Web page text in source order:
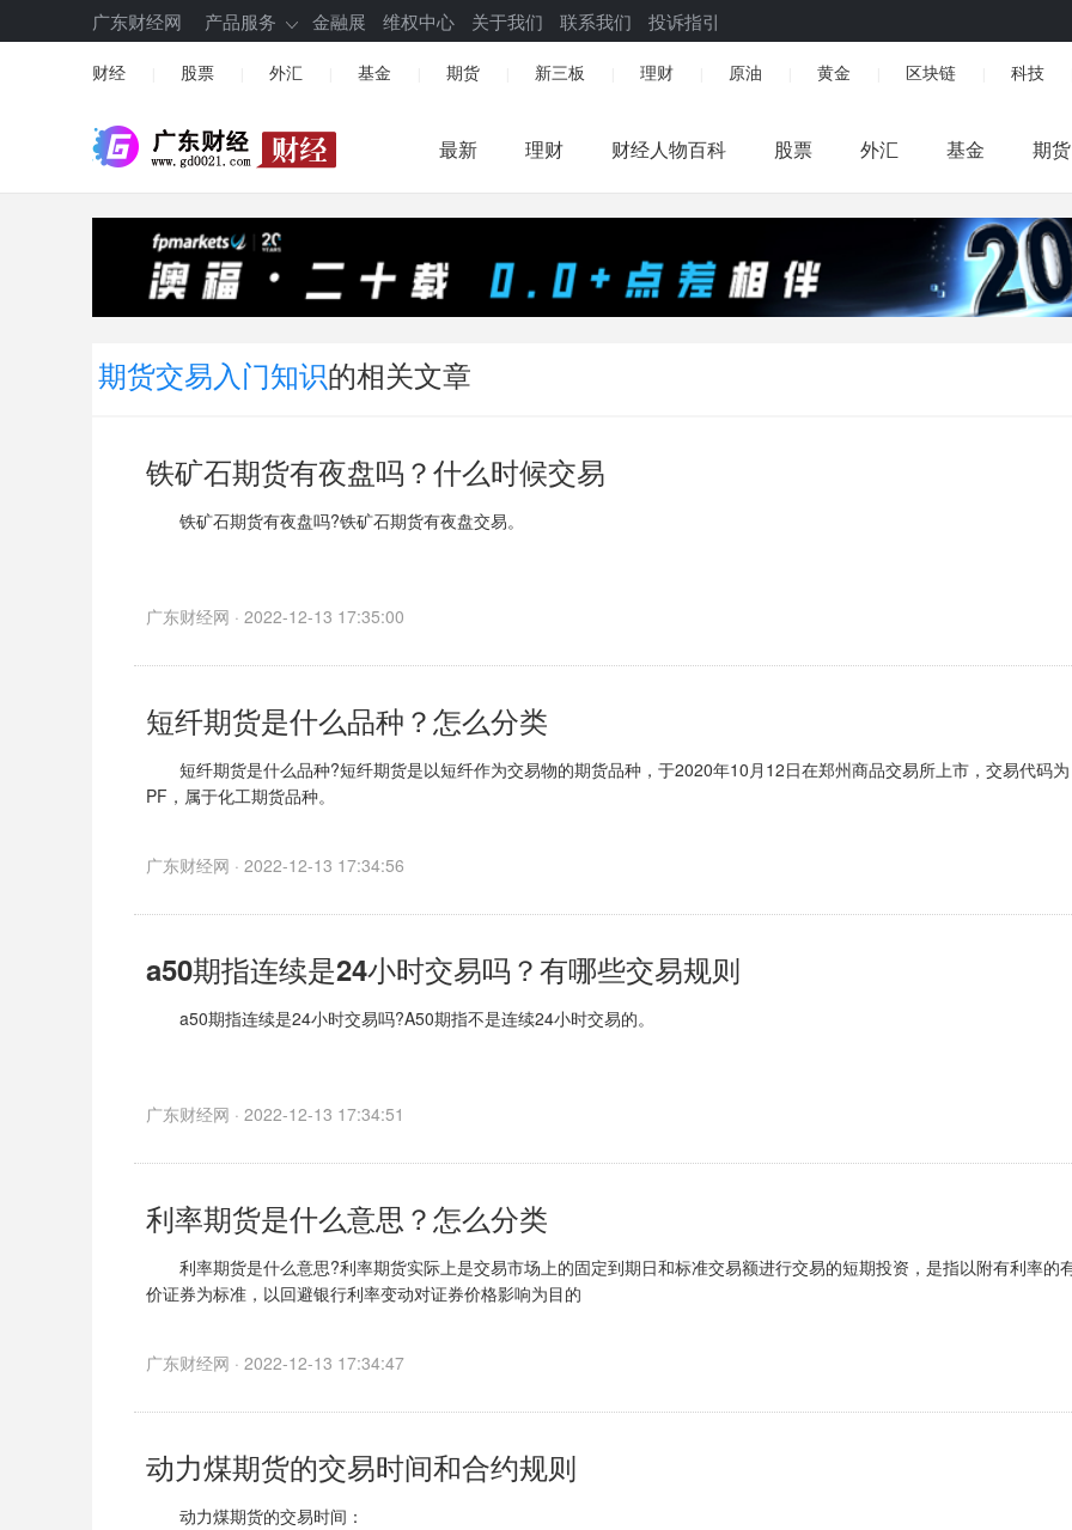
广东财经网 产品服务 金融展 维权中心 关于我们 联系我们 投诉指引
财经 股票 外汇 基金 期货 新三板 理财 原油 黄金 区块链 科技
最新 理财 财经人物百科 股票 外汇 基金 期货
期货交易入门知识的相关文章
铁矿石期货有夜盘吗？什么时候交易
铁矿石期货有夜盘吗?铁矿石期货有夜盘交易。
具体
广东财经网 · 2022-12-13 17:35:00
短纤期货是什么品种？怎么分类
短纤期货是什么品种?短纤期货是以短纤作为交易物的期货品种，于2020年10月12日在郑州商品交易所上市，交易代码为
PF，属于化工期货品种。
广东财经网 · 2022-12-13 17:34:56
a50期指连续是24小时交易吗？有哪些交易规则
a50期指连续是24小时交易吗?A50期指不是连续24小时交易的。
广东财经网 · 2022-12-13 17:34:51
利率期货是什么意思？怎么分类
利率期货是什么意思?利率期货实际上是交易市场上的固定到期日和标准交易额进行交易的短期投资，是指以附有利率的
价证券为标准，以回避银行利率变动对证券价格影响为目的
广东财经网 · 2022-12-13 17:34:47
动力煤期货的交易时间和合约规则
动力煤期货的交易时间：